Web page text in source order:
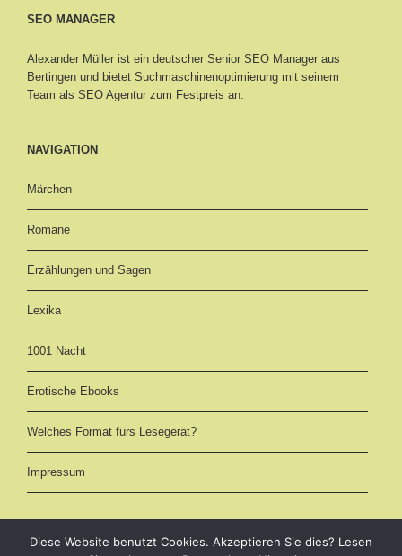
SEO MANAGER
Alexander Müller ist ein deutscher Senior SEO Manager aus
Bertingen und bietet Suchmaschinenoptimierung mit seinem
Team als SEO Agentur zum Festpreis an.
NAVIGATION
Märchen
Romane
Erzählungen und Sagen
Lexika
1001 Nacht
Erotische Ebooks
Welches Format fürs Lesegerät?
Impressum
Diese Website benutzt Cookies. Akzeptieren Sie dies? Lesen